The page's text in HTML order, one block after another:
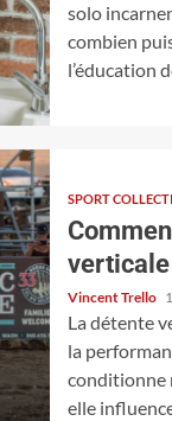
solo
combien
l’éducation
SPORT
Vincent Trello
La détente
la
conditionne
elle